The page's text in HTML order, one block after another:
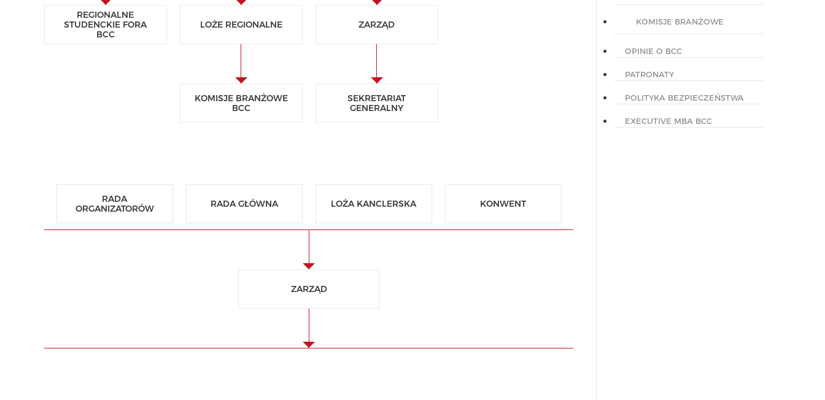
KOMISJE BRANŻOWE
OPINIE O BCC
PATRONATY
POLITYKA BEZPIECZEŃSTWA
EXECUTIVE MBA BCC
REGIONALNE
STUDENCKIE FORA
BCC
LOŻE REGIONALNE
KOMISJE BRANŻOWE
BCC
ZARZĄD
SEKRETARIAT
GENERALNY
RADA
ORGANIZATORÓW
RADA GŁÓWNA LOŻA KANCLERSKA KONWENT
ZARZĄD